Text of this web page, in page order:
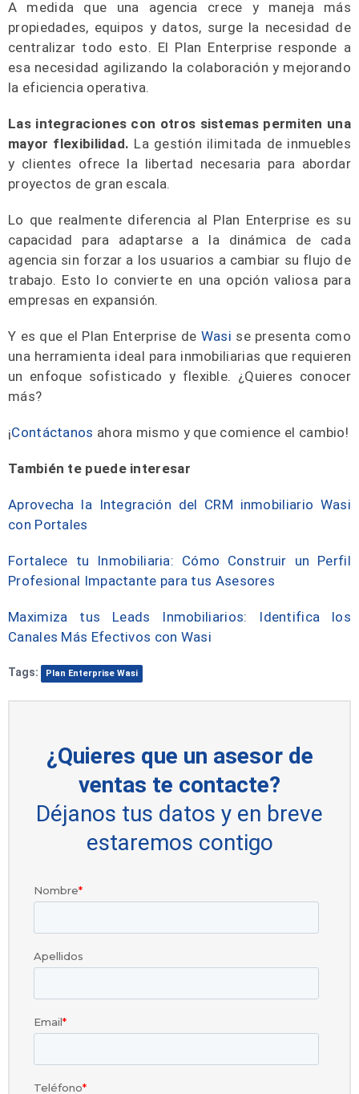
A medida que una agencia crece y maneja más
propiedades, equipos y datos, surge la necesidad de
centralizar todo esto. El Plan Enterprise responde a
esa necesidad agilizando la colaboración y mejorando
la eficiencia operativa.
Las integraciones con otros sistemas permiten una
mayor flexibilidad. La gestión ilimitada de inmuebles
y clientes ofrece la libertad necesaria para abordar
proyectos de gran escala.
Lo que realmente diferencia al Plan Enterprise es su
capacidad para adaptarse a la dinámica de cada
agencia sin forzar a los usuarios a cambiar su flujo de
trabajo. Esto lo convierte en una opción valiosa para
empresas en expansión.
Y es que el Plan Enterprise de Wasi se presenta como
una herramienta ideal para inmobiliarias que requieren
un enfoque sofisticado y flexible. ¿Quieres conocer
más?
¡Contáctanos ahora mismo y que comience el cambio!
También te puede interesar
Aprovecha la Integración del CRM inmobiliario Wasi
con Portales
Fortalece tu Inmobiliaria: Cómo Construir un Perfil
Profesional Impactante para tus Asesores
Maximiza tus Leads Inmobiliarios: Identifica los
Canales Más Efectivos con Wasi
Tags: Plan Enterprise Wasi
¿Quieres que un asesor de
ventas te contacte?
Déjanos tus datos y en breve
estaremos contigo